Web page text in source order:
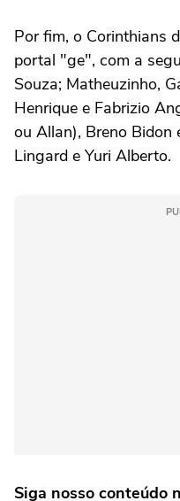
Por fim, o Corinthians
portal "ge", com a
Souza; Matheuzinho,
Henrique e Fabrizio
ou Allan), Breno Bidon
Lingard e Yuri Alberto.
Siga nosso conteúdo